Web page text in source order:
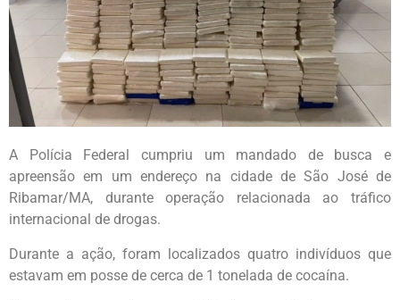
A Polícia Federal cumpriu um mandado de busca e
apreensão em um endereço na cidade de São José de
Ribamar/MA, durante operação relacionada ao tráfico
internacional de drogas.
Durante a ação, foram localizados quatro indivíduos que
estavam em posse de cerca de 1 tonelada de cocaína.